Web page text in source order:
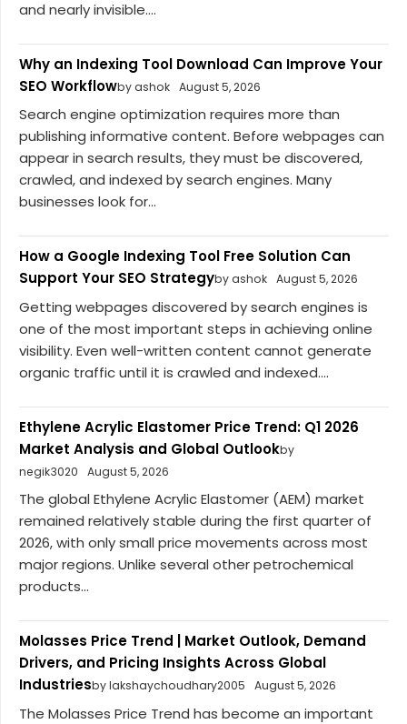
and nearly invisible....
Why an Indexing Tool Download Can Improve Your
SEO Workflowby ashok August 5, 2026
Search engine optimization requires more than
publishing informative content. Before webpages can
appear in search results, they must be discovered,
crawled, and indexed by search engines. Many
businesses look for...
How a Google Indexing Tool Free Solution Can
Support Your SEO Strategyby ashok August 5, 2026
Getting webpages discovered by search engines is
one of the most important steps in achieving online
visibility. Even well-written content cannot generate
organic traffic until it is crawled and indexed....
Ethylene Acrylic Elastomer Price Trend: Q1 2026
Market Analysis and Global Outlookby
negik3020
August 5, 2026
The global Ethylene Acrylic Elastomer (AEM) market
remained relatively stable during the first quarter of
2026, with only small price movements across most
major regions. Unlike several other petrochemical
products...
Molasses Price Trend | Market Outlook, Demand
Drivers, and Pricing Insights Across Global
Industriesby lakshaychoudhary2005 August 5, 2026
The Molasses Price Trend has become an important